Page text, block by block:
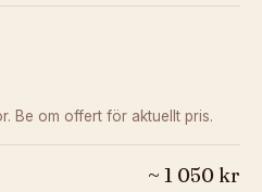
Be om offert för aktuellt pris.
~ 1 050 kr